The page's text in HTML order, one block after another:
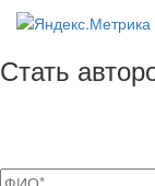
Стать